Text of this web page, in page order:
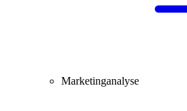
Marketinganalyse